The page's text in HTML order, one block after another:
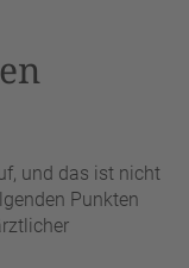
und das ist nicht
Punkten